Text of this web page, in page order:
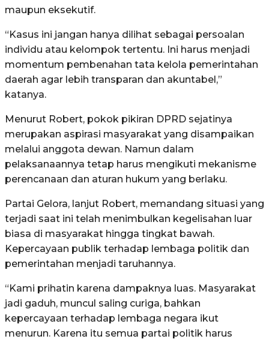
maupun eksekutif.
“Kasus ini jangan hanya dilihat sebagai persoalan
individu atau kelompok tertentu. Ini harus menjadi
momentum pembenahan tata kelola pemerintahan
daerah agar lebih transparan dan akuntabel,”
katanya.
Menurut Robert, pokok pikiran DPRD sejatinya
merupakan aspirasi masyarakat yang disampaikan
melalui anggota dewan. Namun dalam
pelaksanaannya tetap harus mengikuti mekanisme
perencanaan dan aturan hukum yang berlaku.
Partai Gelora, lanjut Robert, memandang situasi yang
terjadi saat ini telah menimbulkan kegelisahan luar
biasa di masyarakat hingga tingkat bawah.
Kepercayaan publik terhadap lembaga politik dan
pemerintahan menjadi taruhannya.
“Kami prihatin karena dampaknya luas. Masyarakat
jadi gaduh, muncul saling curiga, bahkan
kepercayaan terhadap lembaga negara ikut
menurun. Karena itu semua partai politik harus